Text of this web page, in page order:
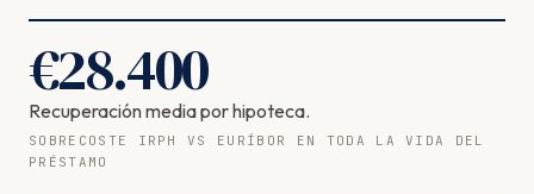
€28.400
Recuperación media por hipoteca.
SOBRECOSTE IRPH VS EURÍBOR EN TODA LA VIDA DEL
PRÉSTAMO